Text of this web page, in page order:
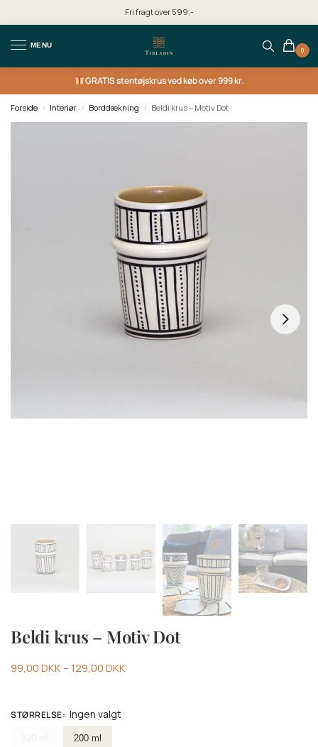
Fri fragt over 599,-
MENU
0
GRATISstentøjskrus ved køb over 999 kr.
Forside / Interiør / Borddækning / Beldi krus – Motiv Dot
Beldi krus – Motiv Dot
99,00DKK–129,00DKK
STØRRELSE: Ingen valgt
Vælge stoerrelse
200 ml